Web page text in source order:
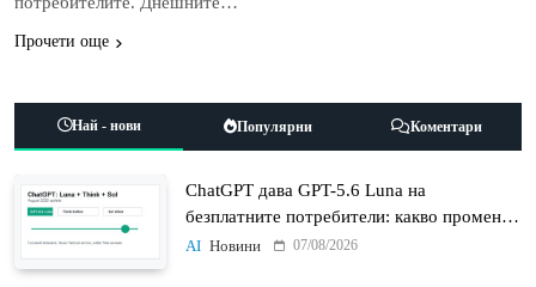
Прочети още
Най - нови Популярни Коментари
ChatGPT дава GPT-5.6 Luna на
безплатните потребители: какво променят
Think бутонът и новият Sol
AI Новини 07/08/2026